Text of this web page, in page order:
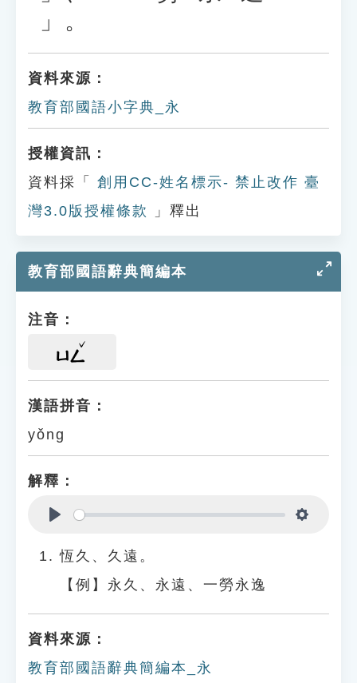
」。
資料來源：
教育部國語小字典_永
授權資訊：
資料採「
創用CC-姓名標示- 禁止改作 臺
灣3.0版授權條款
」釋出
教育部國語辭典簡編本
注音：
ㄩㄥ
漢語拼音：
yǒng
解釋：
恆久、久遠。
【例】永久、永遠、一勞永逸
資料來源：
教育部國語辭典簡編本_永